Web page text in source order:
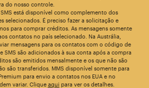
do nosso controle.
está disponível como complemento dos
selecionados. É preciso fazer a solicitação e
para comprar créditos. As mensagens somente
contatos no país selecionado. Na Austrália,
mensagens para os contatos com o código de
SMS são adicionados à sua conta após a compra
são emitidos mensalmente e os que não são
são transferidos. MMS disponível somente para
para envio a contatos nos EUA e no
variar. Clique aqui para ver os detalhes.